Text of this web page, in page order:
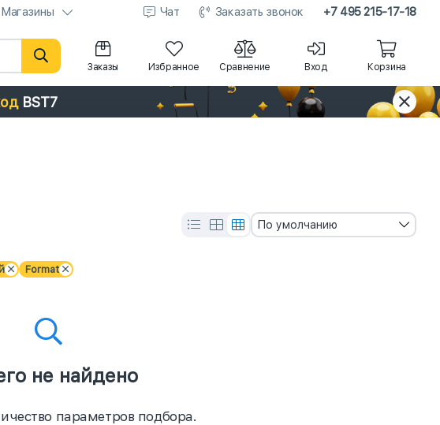
Магазины Чат Заказать звонок +7 495 215-17-18
Заказы Избранное Сравнение Вход Корзина
BST7
По умолчанию
Format
не найдено
параметров подбора.